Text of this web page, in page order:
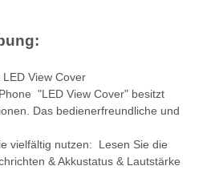
View Cover
"LED View Cover" besitzt
Das bedienerfreundliche und
vielfältig nutzen: Lesen Sie die
& Akkustatus & Lautstärke